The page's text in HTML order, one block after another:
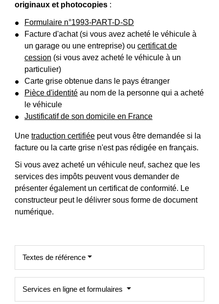
originaux et photocopies :
Formulaire n°1993-PART-D-SD
Facture d'achat (si vous avez acheté le véhicule à
un garage ou une entreprise) ou certificat de
cession (si vous avez acheté le véhicule à un
particulier)
Carte grise obtenue dans le pays étranger
Pièce d'identité au nom de la personne qui a acheté
le véhicule
Justificatif de son domicile en France
Une traduction certifiée peut vous être demandée si la
facture ou la carte grise n'est pas rédigée en français.
Si vous avez acheté un véhicule neuf, sachez que les
services des impôts peuvent vous demander de
présenter également un certificat de conformité. Le
constructeur peut le délivrer sous forme de document
numérique.
Textes de référence
Services en ligne et formulaires